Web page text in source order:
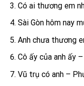
Có ai thương em
Sài Gòn hôm nay
Anh chưa thương
Cô ấy của anh ấy
Vũ trụ có anh –